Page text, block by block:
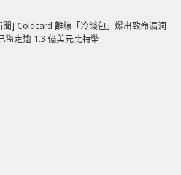
聞] Coldcard 離線「冷錢包」爆出致命漏洞
盜走逾 1.3 億美元比特幣